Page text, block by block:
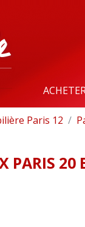
Paris 12
PARIS 20